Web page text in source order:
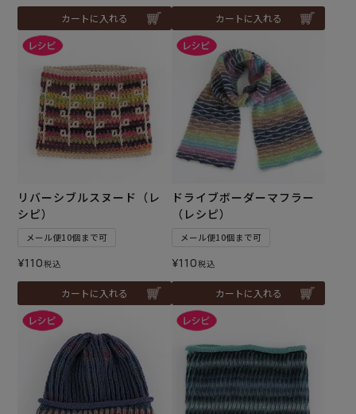
カートに入れる カートに入れる
リバーシブルスヌード（レ
シピ）
メール便10個まで可
¥110税込
カートに入れる
ドライブボーダーマフラー
（レシピ）
メール便10個まで可
¥110税込
カートに入れる